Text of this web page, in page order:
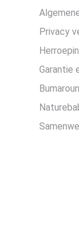
Privacy
Garantie